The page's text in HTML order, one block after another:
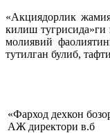
«Акциядорлик
килиш тугрисида»ги
молиявий
тутилган булиб,
«Фарход дехкон
АЖ директори в.б